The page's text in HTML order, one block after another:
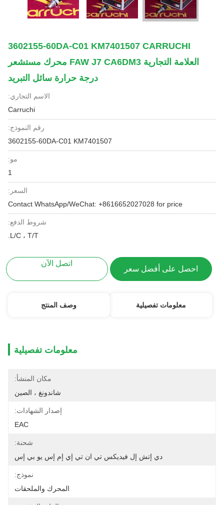
3602155-60DA-C01 KM7401507 CARRUCHI
العلامة التجارية FAW J7 CA6DM3 محرك مستشعر
درجة حرارة سائل التبريد
الاسم التجاري:
Carruchi
رقم النموذج:
3602155-60DA-C01 KM7401507
مو:
1
السعر:
Contact WhatsApp/WeChat: +8616652027028 for price
شروط الدفع:
L/C ، T/T.
احصل على أفضل سعر
اتصل الآن
معلومات تفصيلية وصف المنتج
معلومات تفصيلية
مكان المنشأ:
شاندونغ ، الصين
إصدار الشهادات:
EAC
شحنة:
دي إتش إل فيديكس تي ان تي إي إم إس يو بي إس
نموذج:
المحرك والملحقات